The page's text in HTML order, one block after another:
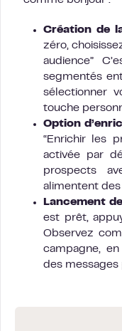
Création de
zéro,
audience”
segmentés
sélectionner
touche
Option
“Enrichir les
activée par
prospects
alimentent des
Lancement
est prêt,
Observez
campagne,
des messages